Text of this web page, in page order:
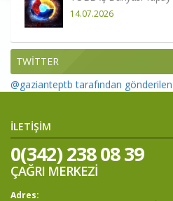
14.07.2026
TWİTTER
@gazianteptb tarafından
İLETİŞİM
0(342) 238 08 39
ÇAĞRI MERKEZİ
Adres: